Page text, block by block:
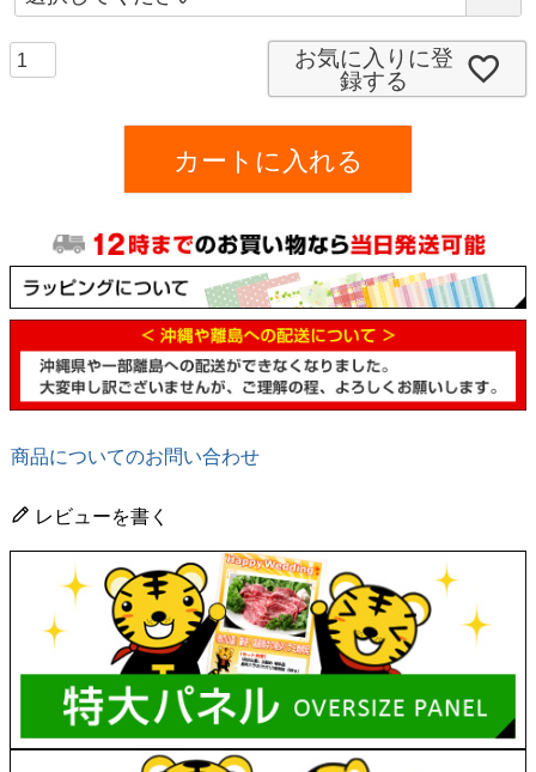
必
須
)
お気に入りに登
録する
カートに入れる
商品についてのお問い合わせ
レビューを書く